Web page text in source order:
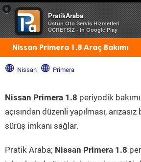
×
PratikAraba
Üstün Oto Servis Hizmetleri
ÜCRETSİZ - In Google Play
Nissan Primera 1.8 Araç Bakımı
Nissan Primera
Nissan Primera 1.8 periyodik
açısından düzenli yapılması,
sürüş imkanı sağlar.
Pratik Araba; Nissan Primera 1.8